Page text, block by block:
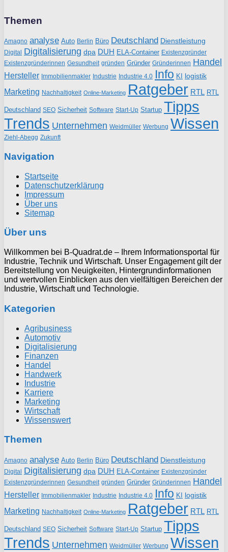
Themen
Amagno analyse Auto Berlin Büro Deutschland Dienstleistung
Digital Digitalisierung dpa DUH ELA-Container Existenzgründer
Existenzgründerinnen Gesundheit gründen Gründer Gründerinnen Handel
Hersteller Immobilienmakler Industrie Industrie 4.0 Info KI logistik
Marketing Nachhaltigkeit Online-Marketing Ratgeber RTL RTL
Deutschland SEO Sicherheit Software Start-Up Startup Tipps
Trends Unternehmen Weidmüller Werbung Wissen
Ziehl-Abegg Zukunft
Navigation
Startseite
Datenschutzerklärung
Impressum
Über uns
Sitemap
Über uns
Willkommen bei B-Quadrat.de – Ihrem Informationsportal für
Industrie, Technik und Wirtschaft. Unser Engagement gilt der
Bereitstellung von Neuigkeiten, Hintergrundinformationen
und wertvollen Einblicken aus den vielfältigen Bereichen der
Industrie, Wirtschaft und Technologie.
Kategorien
Agribusiness
Automotiv
Digitalisierung
Finanzen
Handel
Handwerk
Industrie
Karriere
Marketing
Wirtschaft
Wissenswert
Themen
Amagno analyse Auto Berlin Büro Deutschland Dienstleistung
Digital Digitalisierung dpa DUH ELA-Container Existenzgründer
Existenzgründerinnen Gesundheit gründen Gründer Gründerinnen Handel
Hersteller Immobilienmakler Industrie Industrie 4.0 Info KI logistik
Marketing Nachhaltigkeit Online-Marketing Ratgeber RTL RTL
Deutschland SEO Sicherheit Software Start-Up Startup Tipps
Trends Unternehmen Weidmüller Werbung Wissen